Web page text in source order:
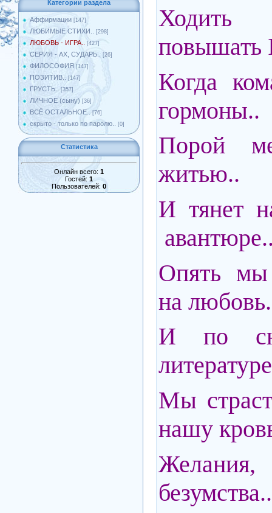
Категории раздела
Аффирмации [147]
ЛЮБИМЫЕ СТИХИ.. [298]
ЛЮБОВЬ - ИГРА.. [427]
СЕРИЯ - АХ, СУДАРЬ.. [26]
ФИЛОСОФИЯ [147]
ПОЗИТИВ.. [147]
ГРУСТЬ.. [357]
ЛИЧНОЕ (сыну) [36]
ВСЁ ОСТАЛЬНОЕ.. [76]
скрыто - только по паролю.. [0]
Статистика
Онлайн всего: 1
Гостей: 1
Пользователей: 0
Когда
гормоны..
Порой
житью..
И тянет
Опять мы
на
И по
Мы
нашу
безумства..